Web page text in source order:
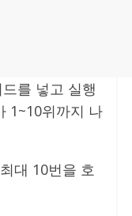
를 넣고 실행
1~10위까지 나
대 10번을 호